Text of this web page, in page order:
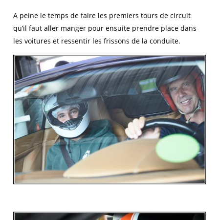
A peine le temps de faire les premiers tours de circuit
qu’il faut aller manger pour ensuite prendre place dans
les voitures et ressentir les frissons de la conduite.